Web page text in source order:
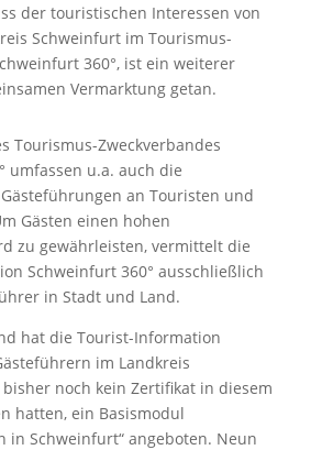
der touristischen Interessen von
Schweinfurt im Tourismus-
360°, ist ein weiterer
Vermarktung getan.
Tourismus-Zweckverbandes
umfassen u.a. auch die
an Touristen und
Gästen einen hohen
zu gewährleisten, vermittelt die
Schweinfurt 360° ausschließlich
in Stadt und Land.
hat die Tourist-Information
im Landkreis
noch kein Zertifikat in diesem
hatten, ein Basismodul
in Schweinfurt“ angeboten. Neun